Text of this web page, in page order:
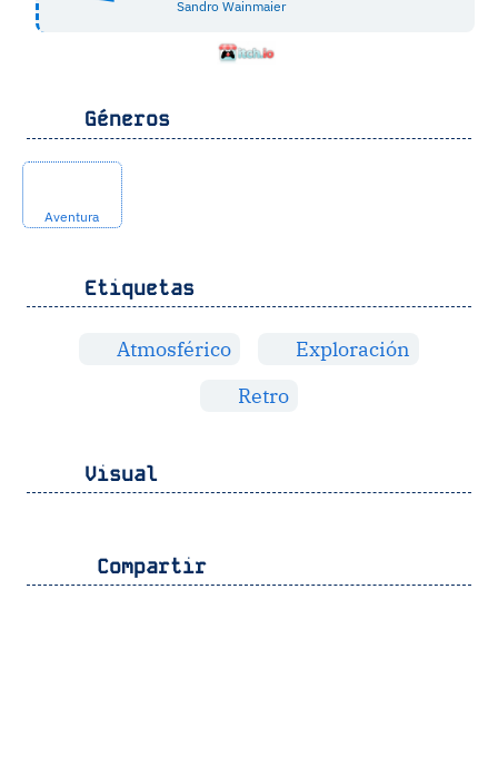
Sandro Wainmaier
Géneros
Aventura
Etiquetas
Atmosférico
Exploración
Retro
Visual
Compartir